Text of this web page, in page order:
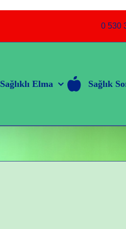
0 530
Sağlıklı Elma Sağlık